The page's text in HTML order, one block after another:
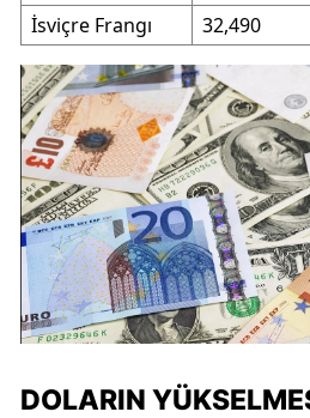
İsviçre Frangı
32,490
DOLARIN